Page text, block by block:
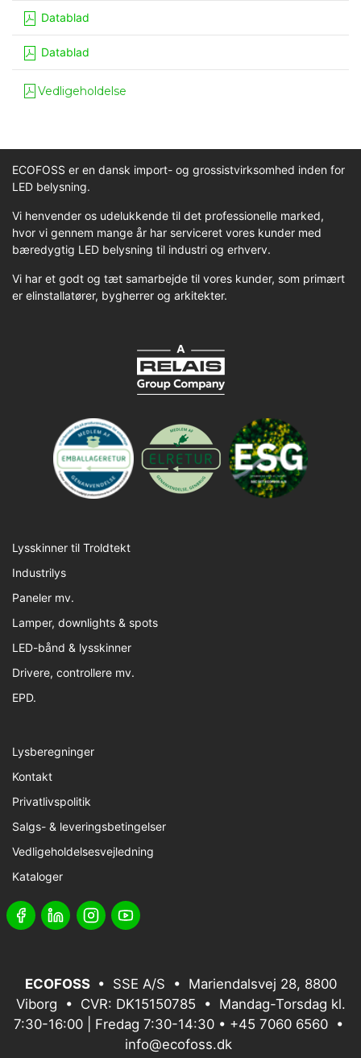
Datablad
Datablad
Vedligeholdelse
ECOFOSS er en dansk import- og grossistvirksomhed inden for
LED belysning.
Vi henvender os udelukkende til det professionelle marked,
hvor vi gennem mange år har serviceret vores kunder med
bæredygtig LED belysning til industri og erhverv.
Vi har et godt og tæt samarbejde til vores kunder, som primært
er elinstallatører, bygherrer og arkitekter.
Lysskinner til Troldtekt
Industrilys
Paneler mv.
Lamper, downlights & spots
LED-bånd & lysskinner
Drivere, controllere mv.
EPD.
Lysberegninger
Kontakt
Privatlivspolitik
Salgs- & leveringsbetingelser
Vedligeholdelsesvejledning
Kataloger
ECOFOSS • SSE A/S • Mariendalsvej 28, 8800
Viborg • CVR: DK15150785 • Mandag-Torsdag kl.
7:30-16:00 | Fredag 7:30-14:30 • +45 7060 6560 •
info@ecofoss.dk